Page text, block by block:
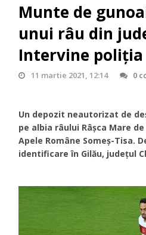
Munte de
unui râu din
Intervine poliția
11 martie 2021, 12:14 0
Un depozit neautorizat de
pe albia râului Râșca Mare
Apele Române Someș-Tisa.
identificare în Gilău, județul